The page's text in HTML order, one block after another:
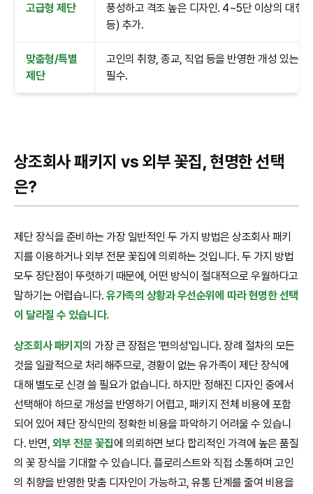
고급형 제단
풍성하고 격조 높은 디자인. 4~5단 이상의 대형
등) 추가.
맞춤형/특별
제단
고인의 취향, 종교, 직업 등을 반영한 개성 있는
필수.
상조회사 패키지 vs 외부 꽃집, 현명한 선택
은?
제단 장식을 준비하는 가장 일반적인 두 가지 방법은 상조회사 패키
지를 이용하거나 외부 전문 꽃집에 의뢰하는 것입니다. 두 가지 방법
모두 장단점이 뚜렷하기 때문에, 어떤 방식이 절대적으로 우월하다고
말하기는 어렵습니다.유가족의 상황과 우선순위에 따라 현명한 선택
이 달라질 수 있습니다.
상조회사 패키지의 가장 큰 장점은 '편의성'입니다. 장례 절차의 모든
것을 일괄적으로 처리해주므로, 경황이 없는 유가족이 제단 장식에
대해 별도로 신경 쓸 필요가 없습니다. 하지만 정해진 디자인 중에서
선택해야 하므로 개성을 반영하기 어렵고, 패키지 전체 비용에 포함
되어 있어 제단 장식만의 정확한 비용을 파악하기 어려울 수 있습니
다. 반면, 외부 전문 꽃집에 의뢰하면 보다 합리적인 가격에 높은 품질
의 꽃 장식을 기대할 수 있습니다. 플로리스트와 직접 소통하며 고인
의 취향을 반영한 맞춤 디자인이 가능하고, 유통 단계를 줄여 비용을